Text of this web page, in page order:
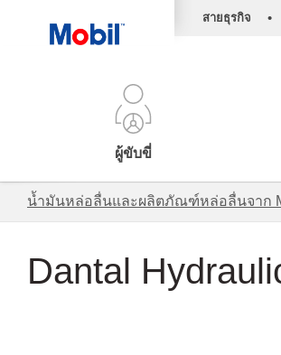
สายธุรกิจ •
ผู้ขับขี่
น้ำมันหล่อลื่นและผลิตภัณฑ์หล่อลื่นจาก
Dantal